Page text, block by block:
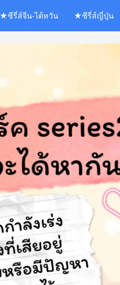
★ซีรี่ส์จีน-ไต้หวัน ★ซีรี่ส์ญี่ปุ่น